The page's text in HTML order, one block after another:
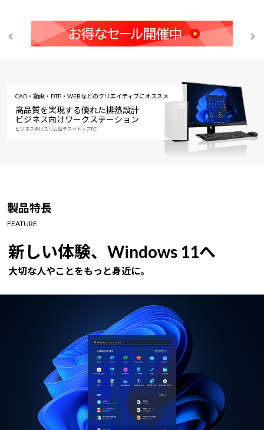
CAD・動画・DTP・WEBなどのクリエイティブにオススメ
高品質を実現する優れた排熱設計
ビジネス向けワークステーション
ビジネス向けスリム型デスクトップPC
製品特長
FEATURE
新しい体験、Windows 11へ
大切な人やことをもっと身近に。